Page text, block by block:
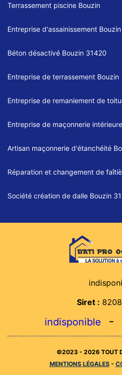
Terrassement piscine Bouzin
Entreprise d'assainissement Bouzin
Béton désactivé Bouzin 31420
Entreprise de terrassement Bouzin
Entreprise de remaniement de
Entreprise de maçonnerie
Artisan maçonnerie d'étanchéité
Réparation et changement de
Société création de dalle Bouzin
Siret :
indisponible -
©2023 - 2026 TOUT
MENTIONS LÉGALES-